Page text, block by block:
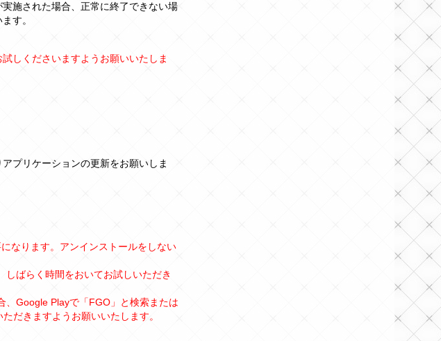
施された場合、正常に終了できない場
す。
しくださいますようお願いいたしま
プリケーションの更新をお願いしま
なります。アンインストールをしない
ばらく時間をおいてお試しいただき
Google Playで「FGO」と検索または
だきますようお願いいたします。